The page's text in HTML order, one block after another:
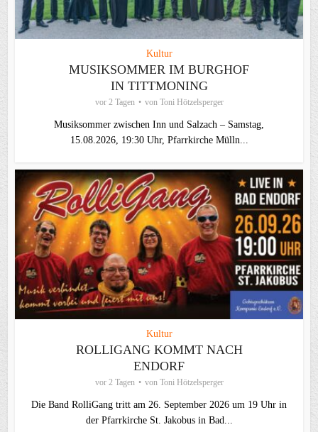
Kultur
MUSIKSOMMER IM BURGHOF
IN TITTMONING
vor 2 Tagen von Toni Hötzelsperger
Musiksommer zwischen Inn und Salzach – Samstag,
15.08.2026, 19:30 Uhr, Pfarrkirche Mülln...
Kultur
ROLLIGANG KOMMT NACH
ENDORF
vor 2 Tagen von Toni Hötzelsperger
Die Band RolliGang tritt am 26. September 2026 um 19 Uhr in
der Pfarrkirche St. Jakobus in Bad...